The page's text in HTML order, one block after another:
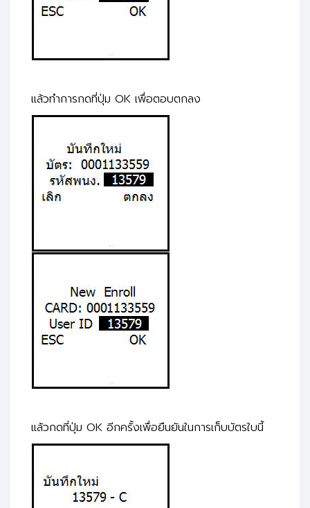
แล้วทำการกดที่ปุ่ม OK เพื่อตอบตกลง
แล้วกดที่ปุ่ม OK อีกครั้งเพื่อยืนยันในการเก็บบัตรใบนี้